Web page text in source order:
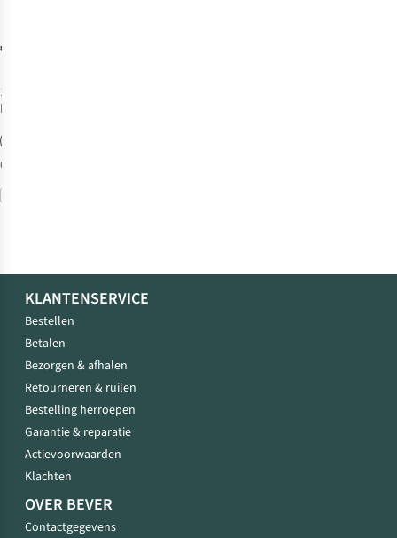
€6,00
1
beschikbaar
60 cm
KLANTENSERVICE
Bestellen
Betalen
Bezorgen & afhalen
Retourneren & ruilen
Bestelling herroepen
Garantie & reparatie
Actievoorwaarden
Klachten
OVER BEVER
Contactgegevens